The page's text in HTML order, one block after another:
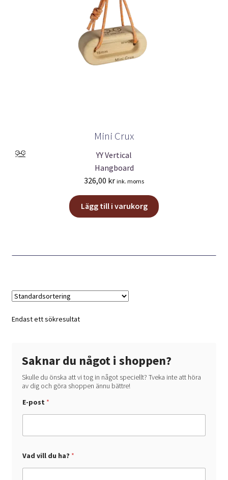
Mini Crux
YY Vertical
Hangboard
326,00 kr ink. moms
Lägg till i varukorg
Endast ett sökresultat
Saknar du något i shoppen?
Skulle du önska att vi tog in något speciellt? Tveka inte att höra
av dig och göra shoppen ännu bättre!
a
h
?
E-post *
Vad vill du ha? *